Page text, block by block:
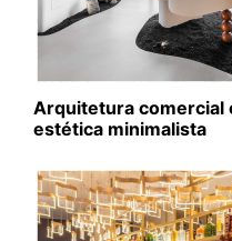
Arquitetura comercial
estética minimalista